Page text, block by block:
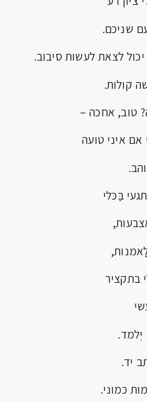
שניכם.
לצאת לעשות סיבוב.
קולות.
טוב, אחכה –
אם איני טועה
בַּכּלי
יד.
כמוני.